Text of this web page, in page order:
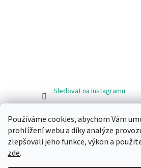
Používáme cookies, abychom Vám
prohlížení webu a díky analýze
zlepšovali jeho funkce, výkon a
zde.
Sledovat na Instagramu
Facebook
Ragos.cz